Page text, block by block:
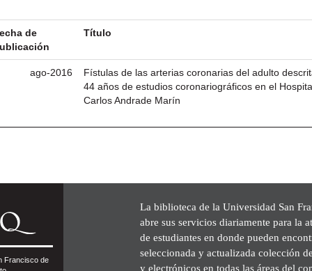
de
Título
ago-2016
Fístulas de las arterias coronarias del adulto
44 años de estudios coronariográficos en el
Carlos Andrade Marín
Francisco de
La biblioteca de la Universidad San
abre sus servicios diariamente para la
de estudiantes en donde pueden
seleccionada y actualizada colección
y electrónicos en todas las áreas del